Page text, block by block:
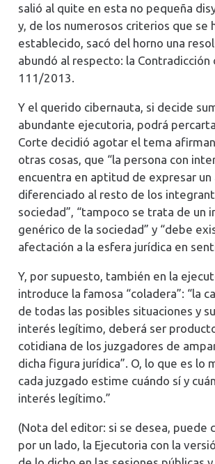
salió al quite en esta no pequeña
y, de los numerosos criterios que se
establecido, sacó del horno una
abundó al respecto: la Contradicción
111/2013.
Y el querido cibernauta, si decide
abundante ejecutoria, podrá
Corte decidió agotar el tema
otras cosas, que “la persona con
encuentra en aptitud de expresar un
diferenciado al resto de los
sociedad”, “tampoco se trata de un
genérico de la sociedad” y “debe
afectación a la esfera jurídica en
Y, por supuesto, también en la
introduce la famosa “coladera”: “la
de todas las posibles situaciones y
interés legítimo, deberá ser
cotidiana de los juzgadores de
dicha figura jurídica”. O, lo que es lo
cada juzgado estime cuándo sí y
interés legítimo.”
(Nota del editor: si se desea, puede
por un lado, la Ejecutoria con la